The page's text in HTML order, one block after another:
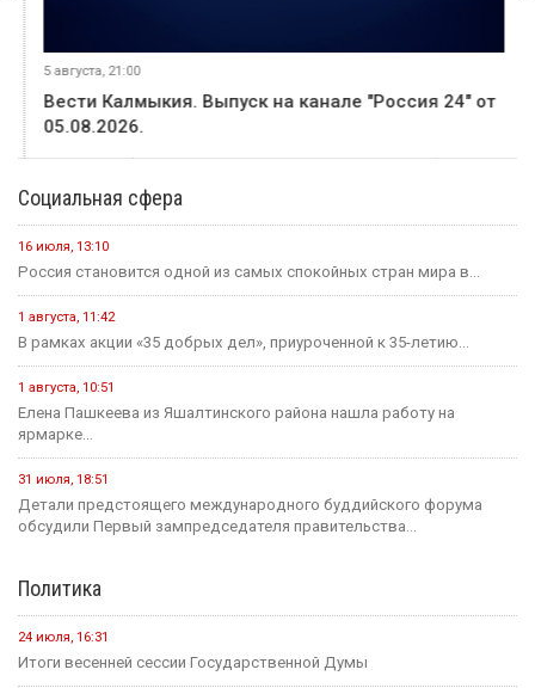
5 августа, 21:00
Вести Калмыкия. Выпуск на канале "Россия 24" от
05.08.2026.
Социальная сфера
16 июля, 13:10
Россия становится одной из самых спокойных стран мира в...
1 августа, 11:42
В рамках акции «35 добрых дел», приуроченной к 35-летию...
1 августа, 10:51
Елена Пашкеева из Яшалтинского района нашла работу на
ярмарке...
31 июля, 18:51
Детали предстоящего международного буддийского форума
обсудили Первый зампредседателя правительства...
Политика
24 июля, 16:31
Итоги весенней сессии Государственной Думы